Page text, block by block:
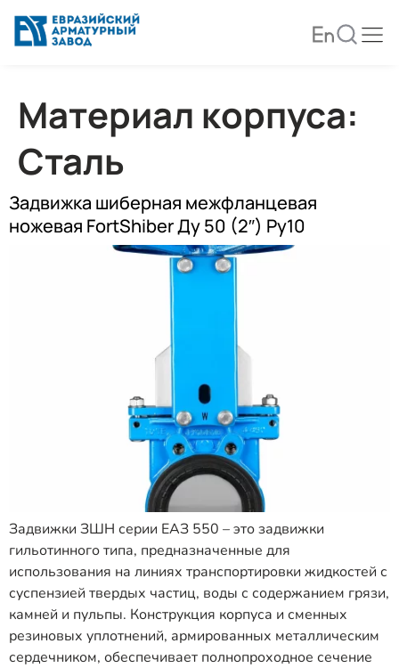
Материал корпуса:
Сталь
Задвижка шиберная межфланцевая
ножевая FortShiber Ду 50 (2″) Ру10
Задвижки ЗШН серии ЕАЗ 550 – это задвижки
гильотинного типа, предназначенные для
использования на линиях транспортировки жидкостей с
суспензией твердых частиц, воды с содержанием грязи,
камней и пульпы. Конструкция корпуса и сменных
резиновых уплотнений, армированных металлическим
сердечником, обеспечивает полнопроходное сечение